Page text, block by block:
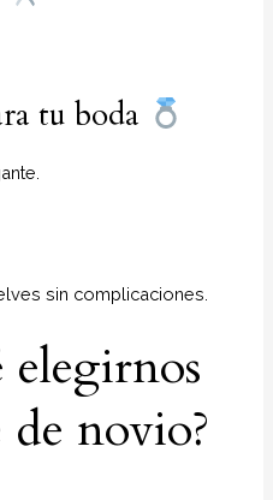
tu boda
sin complicaciones.
elegirnos
novio?